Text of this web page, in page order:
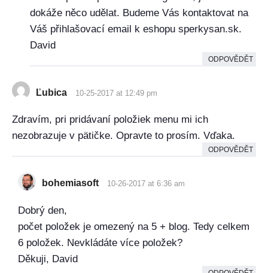
dokáže něco udělat. Budeme Vás kontaktovat na
Váš přihlašovací email k eshopu sperkysan.sk.
David
ODPOVĚDĚT
Ľubica 10-25-2017 at 12:49 pm
Zdravím, pri pridávaní položiek menu mi ich
nezobrazuje v pätičke. Opravte to prosím. Vďaka.
ODPOVĚDĚT
bohemiasoft 10-26-2017 at 6:36 am
Dobrý den,
počet položek je omezený na 5 + blog. Tedy celkem
6 položek. Nevkládáte více položek?
Děkuji, David